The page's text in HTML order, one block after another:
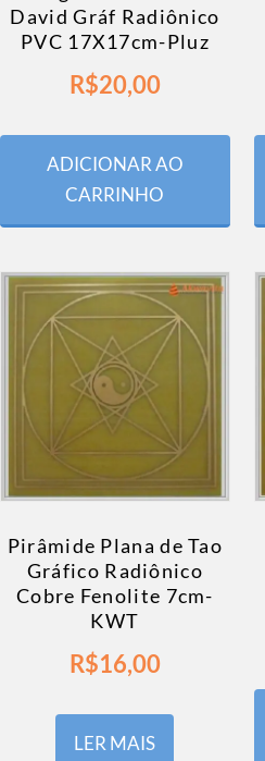
David Gráf Radiônico
PVC 17X17cm-Pluz
R$20,00
ADICIONAR AO
CARRINHO
Pirâmide Plana de Tao
Gráfico Radiônico
Cobre Fenolite 7cm-
KWT
R$16,00
LER MAIS